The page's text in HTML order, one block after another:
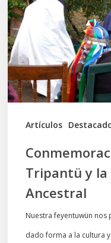
Artículos
y
la
Sociedad
Mapuche
Ancestral
Tripantü y la
Ancestral
Nuestra feyentuwün
dado forma a la cultura